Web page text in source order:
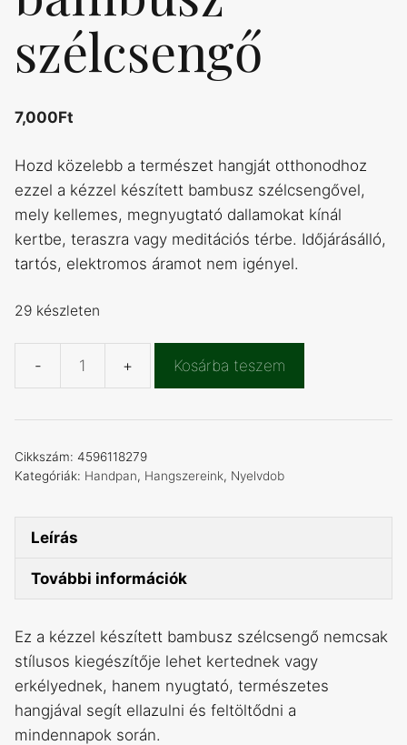
szélcsengő
7,000Ft
Hozd közelebb a természet hangját otthonodhoz
ezzel a kézzel készített bambusz szélcsengővel,
mely kellemes, megnyugtató dallamokat kínál
kertbe, teraszra vagy meditációs térbe. Időjárásálló,
tartós, elektromos áramot nem igényel.
29 készleten
Kézzel
bambusz
mennyiség
Kosárba teszem
Cikkszám: 4596118279
Kategóriák: Handpan, Hangszereink, Nyelvdob
Leírás
További információk
Ez a kézzel készített bambusz szélcsengő nemcsak
stílusos kiegészítője lehet kertednek vagy
erkélyednek, hanem nyugtató, természetes
hangjával segít ellazulni és feltöltődni a
mindennapok során.